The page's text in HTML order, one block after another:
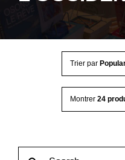
CONTACT
Trier par
Montrer 24